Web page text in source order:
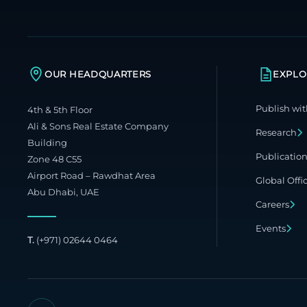
OUR HEADQUARTERS
4th & 5th Floor
Ali & Sons Real Estate Company
Building
Zone 48 C55
Airport Road – Rawdhat Area
Abu Dhabi, UAE
T. (+971) 02644 0464
Publish
Research
Global
Careers
Events